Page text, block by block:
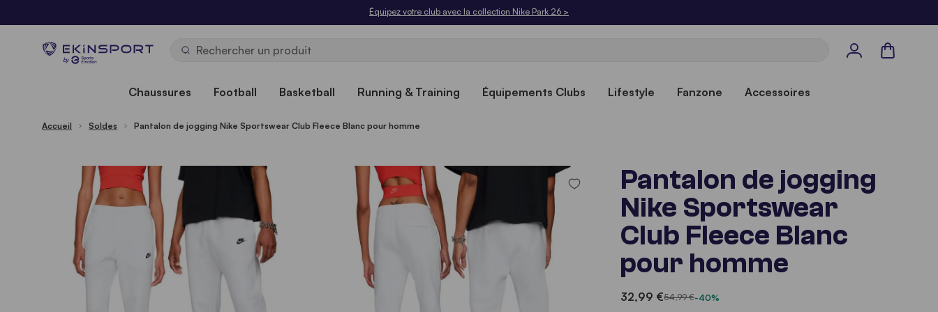
Équipez votre club avec la collection Nike Park 26 >
by
Panier
Chaussures Football Basketball Running & Training Équipements Clubs Lifestyle Fanzone Accessoires
Accueil Soldes Pantalon de jogging Nike Sportswear Club Fleece Blanc pour homme
Pantalon de jogging
Nike Sportswear
Club Fleece Blanc
pour homme
32,99 €54,99 €-40%